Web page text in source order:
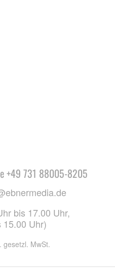
+49 731 88005-8205
bis 17.00 Uhr,
15.00 Uhr)
gesetzl. MwSt.